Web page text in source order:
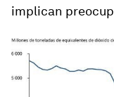
implican